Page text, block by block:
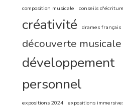
composition musicale conseils d'écriture
créativité drames français
découverte musicale
développement
personnel
expositions 2024 expositions